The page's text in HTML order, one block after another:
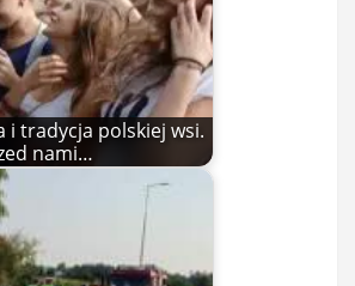
i tradycja polskiej wsi.
nami…